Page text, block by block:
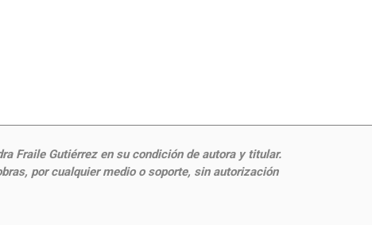
Fraile Gutiérrez en su condición de autora y titular.
por cualquier medio o soporte, sin autorización